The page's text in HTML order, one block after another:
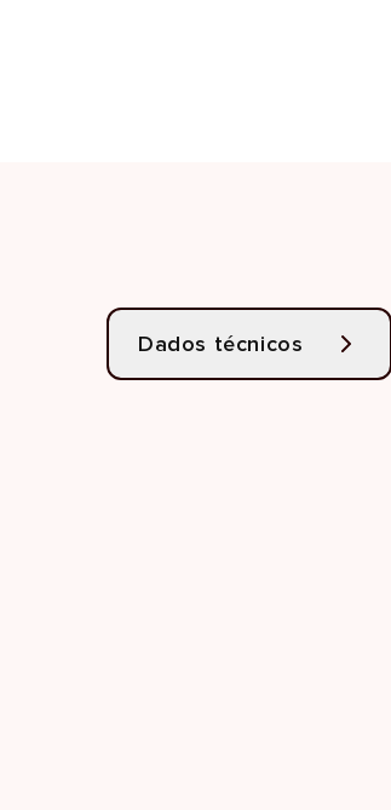
Dados técnicos